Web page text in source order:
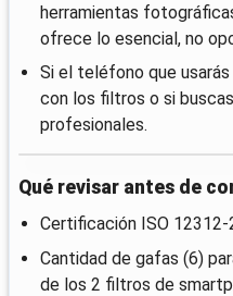
herramientas
ofrece lo esencial, no
Si el teléfono que
con los filtros o si
profesionales.
Qué revisar antes de
Certificación ISO 12312-
Cantidad de gafas (6)
de los 2 filtros de